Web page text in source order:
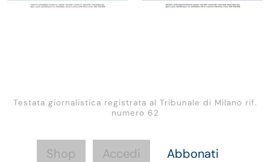
Testata giornalistica registrata al Tribunale di Milano rif.
numero 62
Shop Accedi Abbonati